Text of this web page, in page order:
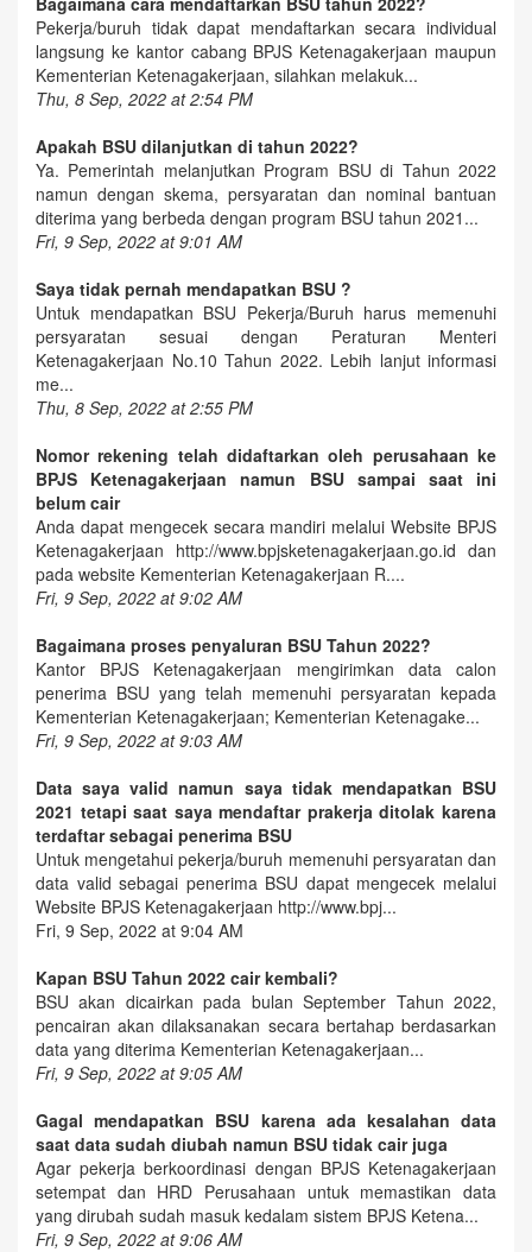
Pekerja/buruh tidak dapat mendaftarkan secara individual
langsung ke kantor cabang BPJS Ketenagakerjaan maupun
Kementerian Ketenagakerjaan, silahkan melakuk...
Thu, 8 Sep, 2022 at 2:54 PM
Apakah BSU dilanjutkan di tahun 2022?
Ya. Pemerintah melanjutkan Program BSU di Tahun 2022
namun dengan skema, persyaratan dan nominal bantuan
diterima yang berbeda dengan program BSU tahun 2021...
Fri, 9 Sep, 2022 at 9:01 AM
Saya tidak pernah mendapatkan BSU ?
Untuk mendapatkan BSU Pekerja/Buruh harus memenuhi
persyaratan sesuai dengan Peraturan Menteri
Ketenagakerjaan No.10 Tahun 2022. Lebih lanjut informasi
me...
Thu, 8 Sep, 2022 at 2:55 PM
Nomor rekening telah didaftarkan oleh perusahaan ke
BPJS Ketenagakerjaan namun BSU sampai saat ini
belum cair
Anda dapat mengecek secara mandiri melalui Website BPJS
Ketenagakerjaan http://www.bpjsketenagakerjaan.go.id dan
pada website Kementerian Ketenagakerjaan R....
Fri, 9 Sep, 2022 at 9:02 AM
Bagaimana proses penyaluran BSU Tahun 2022?
Kantor BPJS Ketenagakerjaan mengirimkan data calon
penerima BSU yang telah memenuhi persyaratan kepada
Kementerian Ketenagakerjaan; Kementerian Ketenagake...
Fri, 9 Sep, 2022 at 9:03 AM
Data saya valid namun saya tidak mendapatkan BSU
2021 tetapi saat saya mendaftar prakerja ditolak karena
terdaftar sebagai penerima BSU
Untuk mengetahui pekerja/buruh memenuhi persyaratan dan
data valid sebagai penerima BSU dapat mengecek melalui
Website BPJS Ketenagakerjaan http://www.bpj...
Fri, 9 Sep, 2022 at 9:04 AM
Kapan BSU Tahun 2022 cair kembali?
BSU akan dicairkan pada bulan September Tahun 2022,
pencairan akan dilaksanakan secara bertahap berdasarkan
data yang diterima Kementerian Ketenagakerjaan...
Fri, 9 Sep, 2022 at 9:05 AM
Gagal mendapatkan BSU karena ada kesalahan data
saat data sudah diubah namun BSU tidak cair juga
Agar pekerja berkoordinasi dengan BPJS Ketenagakerjaan
setempat dan HRD Perusahaan untuk memastikan data
yang dirubah sudah masuk kedalam sistem BPJS Ketena...
Fri, 9 Sep, 2022 at 9:06 AM